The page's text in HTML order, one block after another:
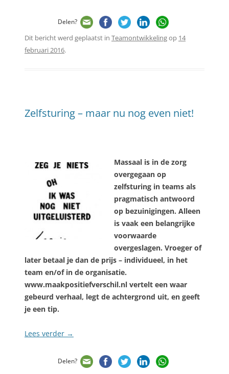
Delen?
Dit bericht werd geplaatst in Teamontwikkelingop 14
februari 2016.
Zelfsturing – maar nu nog even niet!
Massaal is in de zorg
overgegaan op
zelfsturing in teams als
pragmatisch antwoord
op bezuinigingen. Alleen
is vaak een belangrijke
voorwaarde
overgeslagen. Vroeger of
later betaal je dan de prijs – individueel, in het
team en/of in de organisatie.
www.maakpositiefverschil.nl vertelt een waar
gebeurd verhaal, legt de achtergrond uit, en geeft
je een tip.
Lees verder →
Delen?